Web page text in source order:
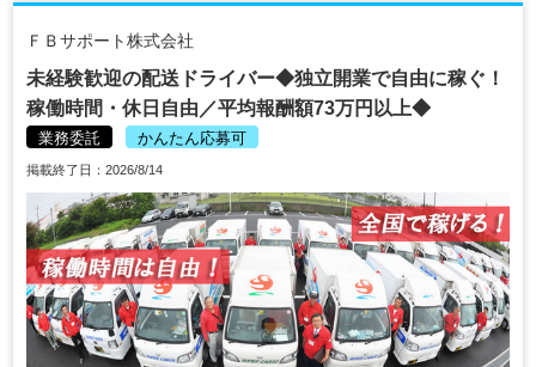
ＦＢサポート株式会社
未経験歓迎の配送ドライバー◆独立開業で自由に稼ぐ！
稼働時間・休日自由／平均報酬額73万円以上◆
業務委託 かんたん応募可
掲載終了日：2026/8/14